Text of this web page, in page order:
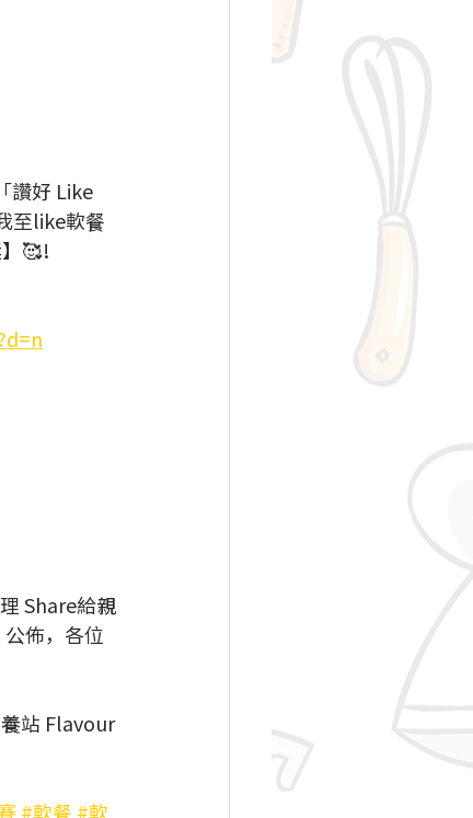
讚好 Like
至like軟餐
🥰！
Share給親
佈，各位
站 Flavour
#軟餐 #軟